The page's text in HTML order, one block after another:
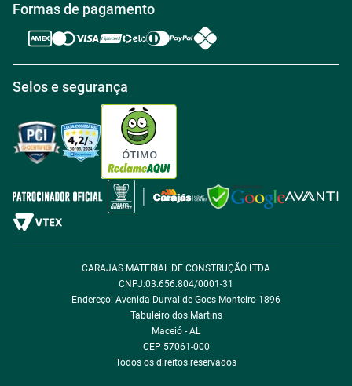
Trabalhe conosco
Central de atendimento
Política de Reembolso
Política de Entrega
Política de Privacidade
Política de Cookie
Política de Desconto
Fale com encarregado de dados
Regras de Desconto
Regulamento Aniversário Premiado
Formas de pagamento
Selos e segurança
ÓTIMO
CARAJAS MATERIAL DE CONSTRUÇÃO LTDA
CNPJ:03.656.804/0001-31
Endereço: Avenida Durval de Goes Monteiro 1896
Tabuleiro dos Martins
Maceió - AL
CEP 57061-000
Todos os direitos reservados